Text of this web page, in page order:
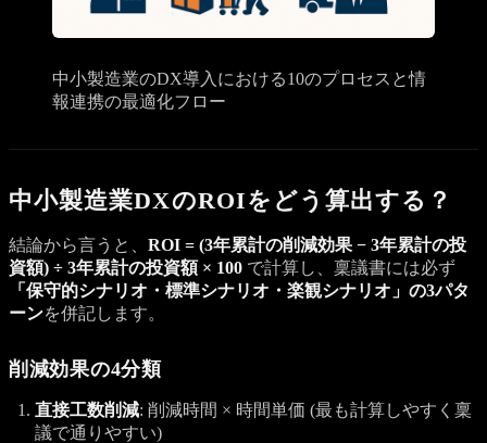
中小製造業のDX導入における10のプロセスと情
報連携の最適化フロー
中小製造業DXのROIをどう算出する？
結論から言うと、 ROI = (3年累計の削減効果 − 3年累計の投
資額) ÷ 3年累計の投資額 × 100 で計算し、稟議書には必ず
「保守的シナリオ・標準シナリオ・楽観シナリオ」の3パタ
ーンを併記します。
削減効果の4分類
直接工数削減: 削減時間 × 時間単価 (最も計算しやすく稟
議で通りやすい)